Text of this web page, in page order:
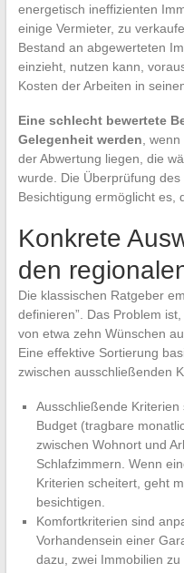
energetisch ineffizienten
einige Vermieter, zu
Bestand an abgewerteten
einzieht, nutzen kann,
Kosten der Arbeiten in
Eine schlecht bewertete
Gelegenheit werden ,
der Abwertung liegen, die
wurde. Die Überprüfung
Besichtigung ermöglicht es,
Konkrete
den
Die klassischen Ratgeber
definieren”. Das Problem
von etwa zehn Wünschen
Eine effektive Sortierung
zwischen ausschließenden
Ausschließende
Budget (tragbare
zwischen Wohnort und
Schlafzimmern. Wenn
Kriterien scheitert, geht
besichtigen.
Komfortkriterien sind
Vorhandensein einer
dazu, zwei Immobilien